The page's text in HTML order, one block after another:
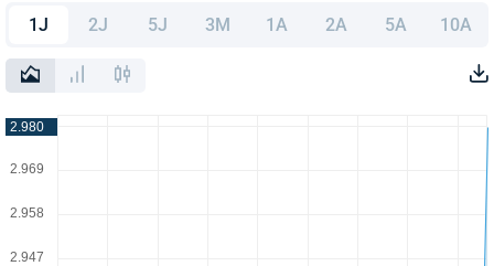
1J 2J 5J 3M 1A 2A 5A 10A